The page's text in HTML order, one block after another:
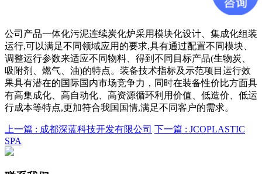
公司产品一体化污泥连续炭化炉采用模块化设计、集成化组装
运行,可以满足不同领域应用的要求,具有通过配置不同模块、
调整运行参数来适应不同物料、得到不同目标产品(生物炭、
吸附剂、燃气、油)的特点。装备技术指标及示范项目运行效
果具有潜在的国际国内市场竞争力，同时在装备性价比方面具
有高集成化、高自动化、高资源循环利用价值、低造价、低运
行成本等特点,更加符合我国国情,满足不同客户的需求。
上一篇 : 成都深蓝科技开发有限公司 下一篇 : JCOPLASTIC
SPA